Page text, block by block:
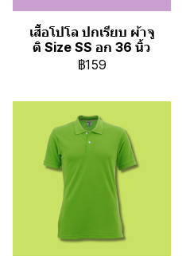
เสื้อโปโล ปกเรียบ ผ้าจู
ติ Size SS อก 36 นิ้ว
฿159